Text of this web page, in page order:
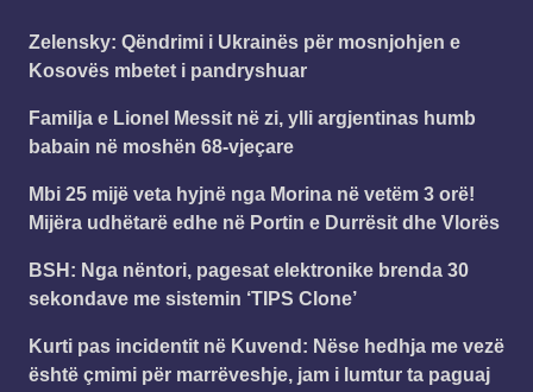
Zelensky: Qëndrimi i Ukrainës për mosnjohjen e
Kosovës mbetet i pandryshuar
Familja e Lionel Messit në zi, ylli argjentinas humb
babain në moshën 68-vjeçare
Mbi 25 mijë veta hyjnë nga Morina në vetëm 3 orë!
Mijëra udhëtarë edhe në Portin e Durrësit dhe Vlorës
BSH: Nga nëntori, pagesat elektronike brenda 30
sekondave me sistemin ‘TIPS Clone’
Kurti pas incidentit në Kuvend: Nëse hedhja me vezë
është çmimi për marrëveshje, jam i lumtur ta paguaj